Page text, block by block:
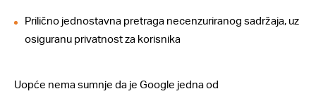
Prilično jednostavna pretraga necenzuriranog sadržaja, uz
osiguranu privatnost za korisnika
Uopće nema sumnje da je Google jedna od